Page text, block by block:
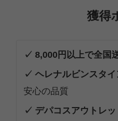
獲得
✓ 8,000円以上で全国
✓ ヘレナルビンスタ
安心の品質
✓ デパコスアウトレッ